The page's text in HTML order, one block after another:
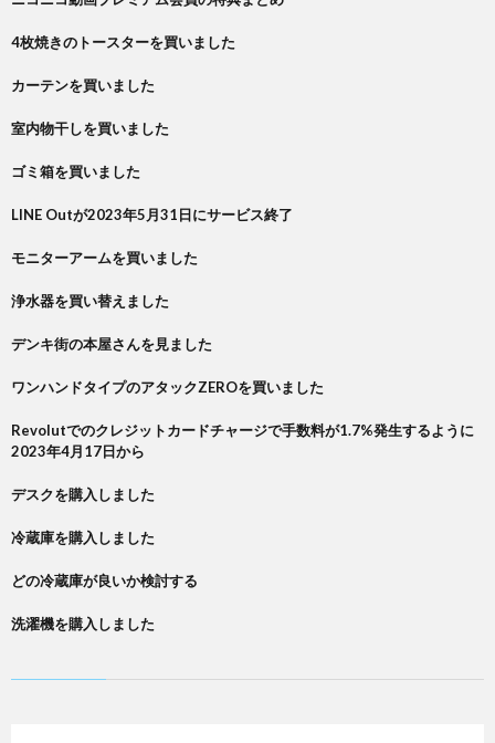
4枚焼きのトースターを買いました
カーテンを買いました
室内物干しを買いました
ゴミ箱を買いました
LINE Outが2023年5月31日にサービス終了
モニターアームを買いました
浄水器を買い替えました
デンキ街の本屋さんを見ました
ワンハンドタイプのアタックZEROを買いました
Revolutでのクレジットカードチャージで手数料が1.7%発生するように
2023年4月17日から
デスクを購入しました
冷蔵庫を購入しました
どの冷蔵庫が良いか検討する
洗濯機を購入しました